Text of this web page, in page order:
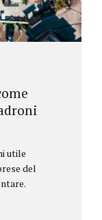
utile
del